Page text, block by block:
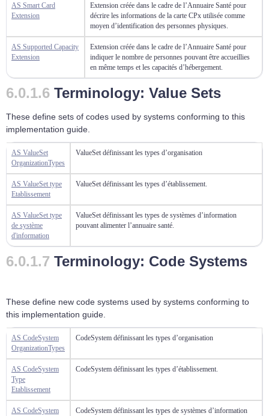
AS Smart Card
Extension
Extension créée dans le cadre de l’Annuaire Santé pour
décrire les informations de la carte CPx utilisée comme
moyen d’identification des personnes physiques.
AS Supported Capacity
Extension
Extension créée dans le cadre de l’Annuaire Santé pour
indiquer le nombre de personnes pouvant être accueillies
en même temps et les capacités d’hébergement.
Terminology: Value Sets
These define sets of codes used by systems conforming to this
implementation guide.
AS ValueSet
OrganizationTypes
ValueSet définissant les types d’organisation
AS ValueSet type
Etablissement
ValueSet définissant les types d’établissement.
AS ValueSet type
de système
d'information
ValueSet définissant les types de systèmes d’information
pouvant alimenter l’annuaire santé.
Terminology: Code Systems
These define new code systems used by systems conforming to
this implementation guide.
AS CodeSystem
OrganizationTypes
CodeSystem définissant les types d’organisation
AS CodeSystem
Type
Etablissement
CodeSystem définissant les types d’établissement.
AS CodeSystem
CodeSystem définissant les types de systèmes d’information